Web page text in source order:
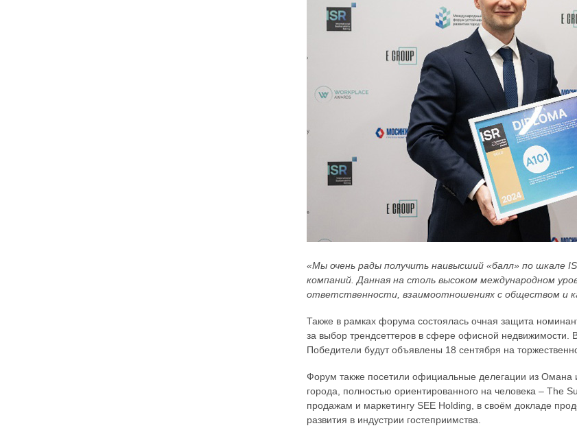
«Мы очень рады получить наивысший «балл» по шкале
компаний. Данная на столь высоком международном
ответственности, взаимоотношениях с обществом и
Также в рамках форума состоялась очная защита
за выбор трендсеттеров в сфере офисной недвижимости.
Победители будут объявлены 18 сентября на
Форум также посетили официальные делегации из Омана
города, полностью ориентированного на человека – The
продажам и маркетингу SEE Holding, в своём докладе
развития в индустрии гостеприимства.